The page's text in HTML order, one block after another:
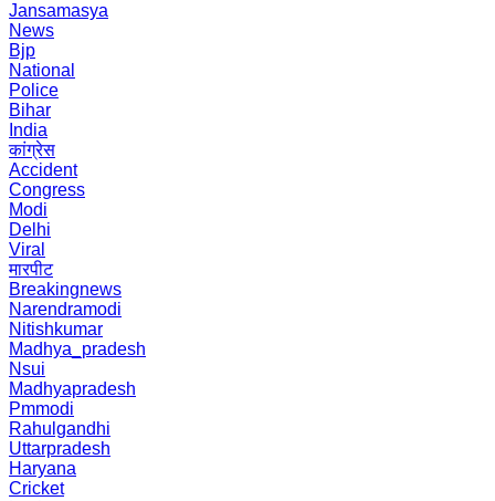
Jansamasya
News
Bjp
National
Police
Bihar
India
कांग्रेस
Accident
Congress
Modi
Delhi
Viral
मारपीट
Breakingnews
Narendramodi
Nitishkumar
Madhya_pradesh
Nsui
Madhyapradesh
Pmmodi
Rahulgandhi
Uttarpradesh
Haryana
Cricket